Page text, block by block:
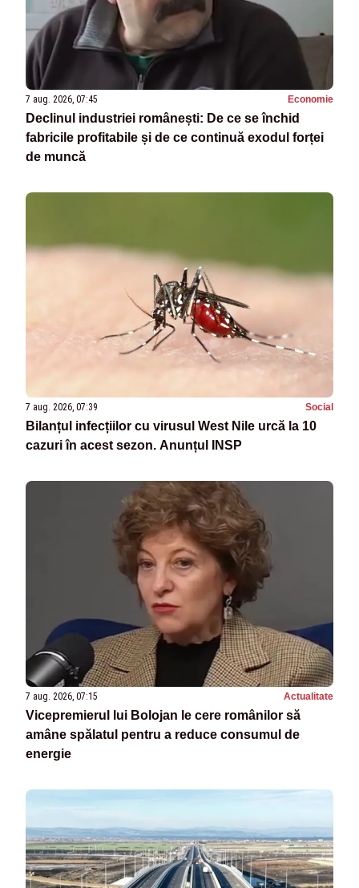
7 aug. 2026, 07:45 Economie
Declinul industriei românești: De ce se închid
fabricile profitabile și de ce continuă exodul forței
de muncă
7 aug. 2026, 07:39 Social
Bilanțul infecțiilor cu virusul West Nile urcă la 10
cazuri în acest sezon. Anunțul INSP
7 aug. 2026, 07:15 Actualitate
Vicepremierul lui Bolojan le cere românilor să
amâne spălatul pentru a reduce consumul de
energie